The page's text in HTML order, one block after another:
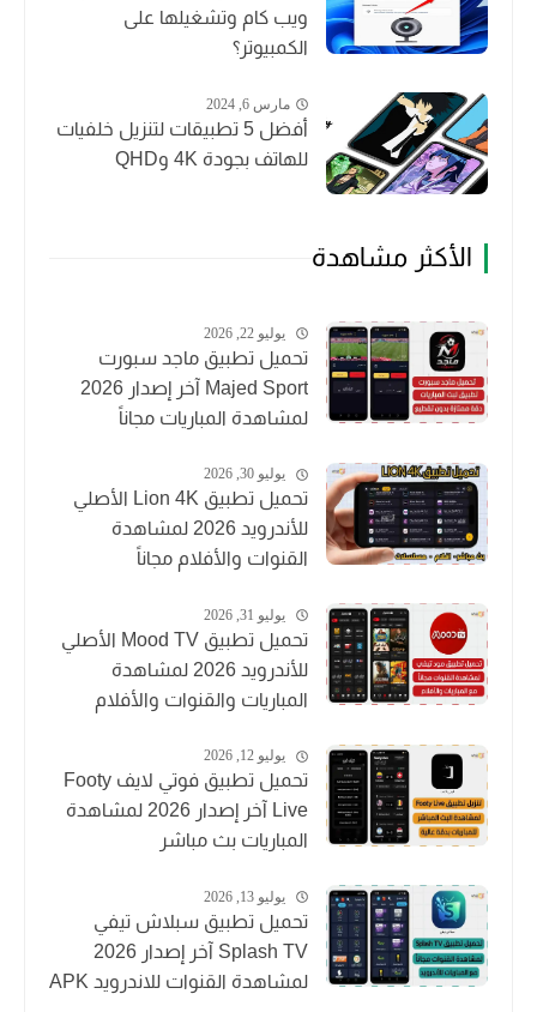
ويب كام وتشغيلها على
الكمبيوتر؟
مارس 6, 2024
أفضل 5 تطبيقات لتنزيل خلفيات
للهاتف بجودة 4K وQHD
الأكثر مشاهدة
يوليو 22, 2026
تحميل تطبيق ماجد سبورت
Majed Sport آخر إصدار 2026
لمشاهدة المباريات مجاناً
يوليو 30, 2026
تحميل تطبيق Lion 4K الأصلي
للأندرويد 2026 لمشاهدة
القنوات والأفلام مجاناً
يوليو 31, 2026
تحميل تطبيق Mood TV الأصلي
للأندرويد 2026 لمشاهدة
المباريات والقنوات والأفلام
يوليو 12, 2026
تحميل تطبيق فوتي لايف Footy
Live آخر إصدار 2026 لمشاهدة
المباريات بث مباشر
يوليو 13, 2026
تحميل تطبيق سبلاش تيفي
Splash TV آخر إصدار 2026
لمشاهدة القنوات للاندرويد APK